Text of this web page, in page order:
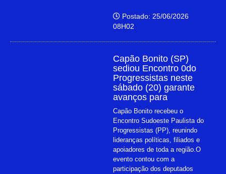
Postado: 25/06/2026
08H02
Capão Bonito (SP)
sediou Encontro 0do
Progressistas neste
sábado (20) garante
avanços para
Capão Bonito recebeu o
Encontro Sudoeste Paulista do
Progressistas (PP), reunindo
lideranças políticas, filiados e
apoiadores de toda a região.O
evento contou com a
participação dos deputados